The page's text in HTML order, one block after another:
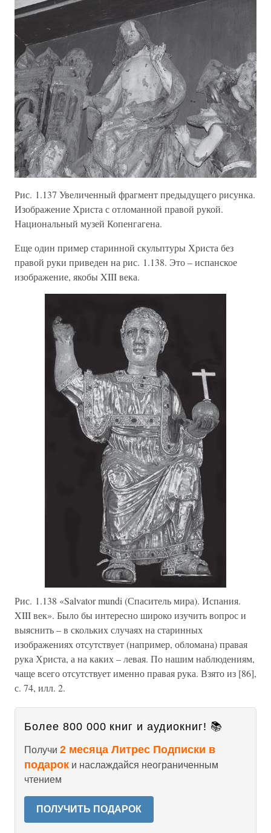
Рис. 1.137 Увеличенный фрагмент предыдущего рисунка.
Изображение Христа с отломанной правой рукой.
Национальный музей Копенгагена.
Еще один пример старинной скульптуры Христа без
правой руки приведен на рис. 1.138. Это – испанское
изображение, якобы XIII века.
Рис. 1.138 «Salvator mundi (Спаситель мира). Испания.
XIII век». Было бы интересно широко изучить вопрос и
выяснить – в скольких случаях на старинных
изображениях отсутствует (например, обломана) правая
рука Христа, а на каких – левая. По нашим наблюдениям,
чаще всего отсутствует именно правая рука. Взято из [86],
с. 74, илл. 2.
Более 800 000 книг и аудиокниг! 📚
Получи 2 месяца Литрес Подписки в
подарок и наслаждайся неограниченным
чтением
ПОЛУЧИТЬ ПОДАРОК